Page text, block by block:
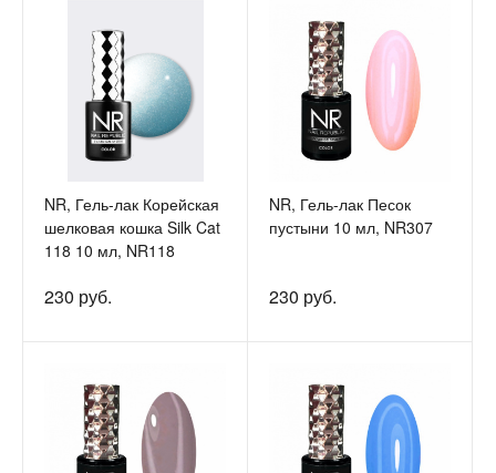
NR, Гель-лак Корейская
шелковая кошка Silk Cat
118 10 мл, NR118
230 руб.
NR, Гель-лак Песок
пустыни 10 мл, NR307
230 руб.